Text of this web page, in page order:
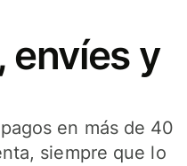
envíes y
en más de 40
siempre que lo